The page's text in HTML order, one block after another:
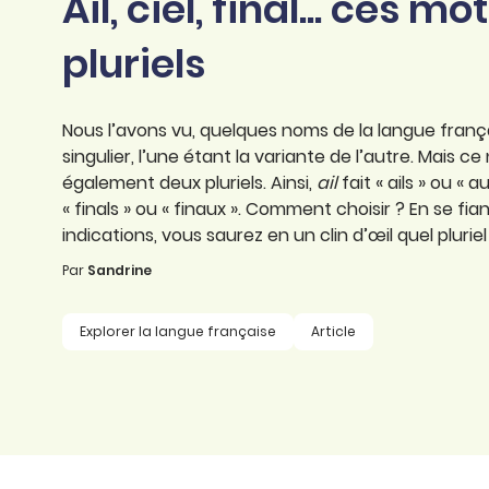
Éducation
Certifier ses compétences
Évaluer le niveau de ses
salariés
Animer une classe
Accompagner ses
salariés
Explorer la langue
française
ouvrages
d’orthographe
Syntaxe
pluriels
Nous l’avons vu, quelques noms de la langue
singulier, l’une étant la variante de l’autre. Mais
également deux pluriels. Ainsi, ailfait « ails » ou «
« finals » ou « finaux ». Comment choisir ? En se
indications, vous saurez en un clin d’œil quel
Par Sandrine
Explorer la langue française Article